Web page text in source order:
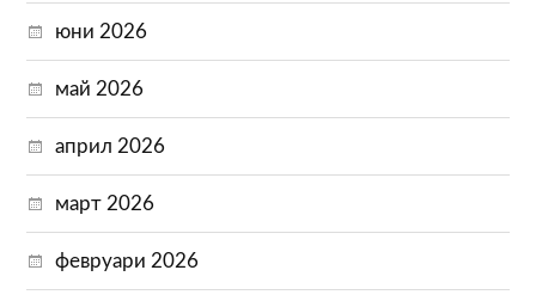
юни 2026
май 2026
април 2026
март 2026
февруари 2026